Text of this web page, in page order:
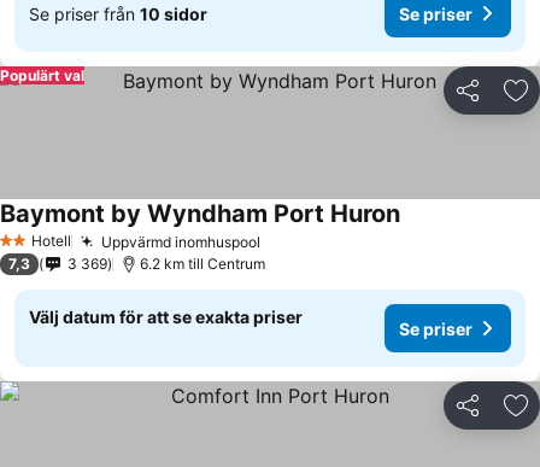
Se priser från 10 sidor Se priser
Dela
Populärt val
2 Stjärnor
Hotell Uppvärmd inomhuspool
Baymont by Wyndham Port Huron
7,3 3 369 6.2 km till Centrum
Välj datum för att se exakta priser
Se priser
Dela